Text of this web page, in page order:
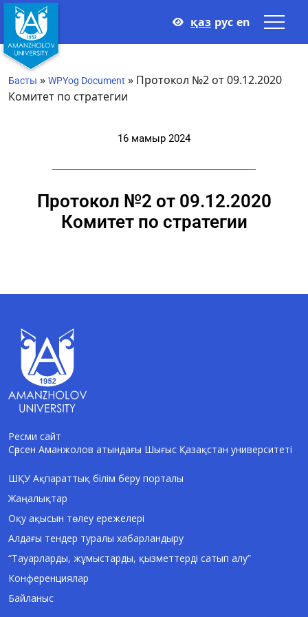
қаз рус en
Басты » WPYog Document » Протокол №2 от 09.12.2020
Комитет по стратегии
16 мамыр 2024
Протокол №2 от 09.12.2020
Комитет по стратегии
Ресми сайт
Сәрсен Аманжолов атындағы Шығыс Қазақстан университеті
ШҚУ Ақпараттық білім беру порталы
Жаңалықтар
Оқу ақысын төлеу ережелері
Алдағы тендер туралы хабарландыру
“Тауарларды, жұмыстарды, қызметтерді сатып алу”
Конференциялар
Байланыс
AI-Talapker
Сәлем! Мен AI-Talapker — Сәрсен
Аманжолов атындағы Шығыс Қазақстан
университеті (ШҚУ) көмекшісімін.
Бакалавриат, магистратура, докторантура